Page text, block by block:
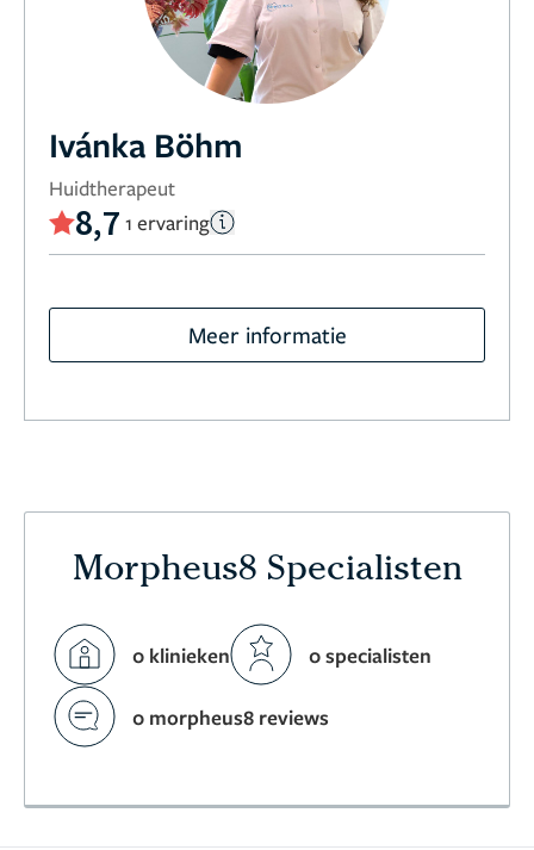
Ivánka Böhm
Huidtherapeut
8,7 1 ervaring
Meer informatie
Morpheus8 Specialisten
0 klinieken 0 specialisten
0 morpheus8 reviews